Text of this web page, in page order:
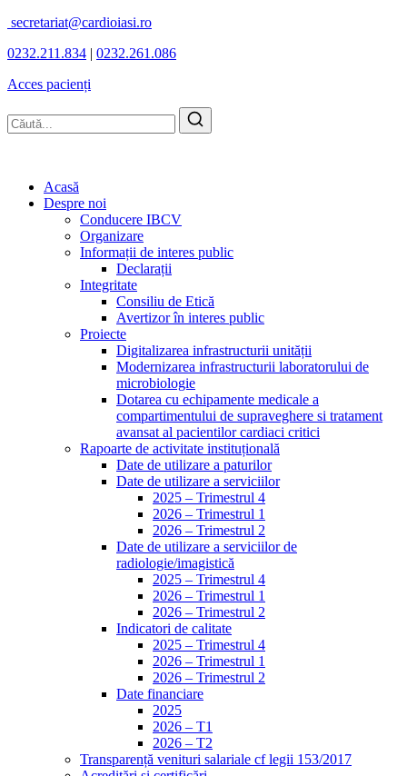
secretariat@cardioiasi.ro
0232.211.834 | 0232.261.086
Acces pacienți
Acasă
Despre noi
Conducere IBCV
Organizare
Informații de interes public
Declarații
Integritate
Consiliu de Etică
Avertizor în interes public
Proiecte
Digitalizarea infrastructurii unității
Modernizarea infrastructurii laboratorului de
microbiologie
Dotarea cu echipamente medicale a
compartimentului de supraveghere si tratament
avansat al pacientilor cardiaci critici
Rapoarte de activitate instituțională
Date de utilizare a paturilor
Date de utilizare a serviciilor
2025 – Trimestrul 4
2026 – Trimestrul 1
2026 – Trimestrul 2
Date de utilizare a serviciilor de
radiologie/imagistică
2025 – Trimestrul 4
2026 – Trimestrul 1
2026 – Trimestrul 2
Indicatori de calitate
2025 – Trimestrul 4
2026 – Trimestrul 1
2026 – Trimestrul 2
Date financiare
2025
2026 – T1
2026 – T2
Transparență venituri salariale cf legii 153/2017